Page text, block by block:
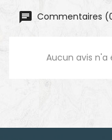
Commentaires
Aucun avis